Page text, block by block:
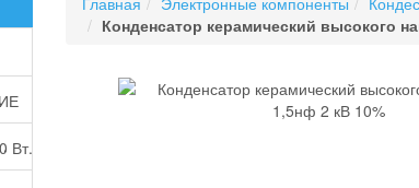
Конденсатор керамический высокого